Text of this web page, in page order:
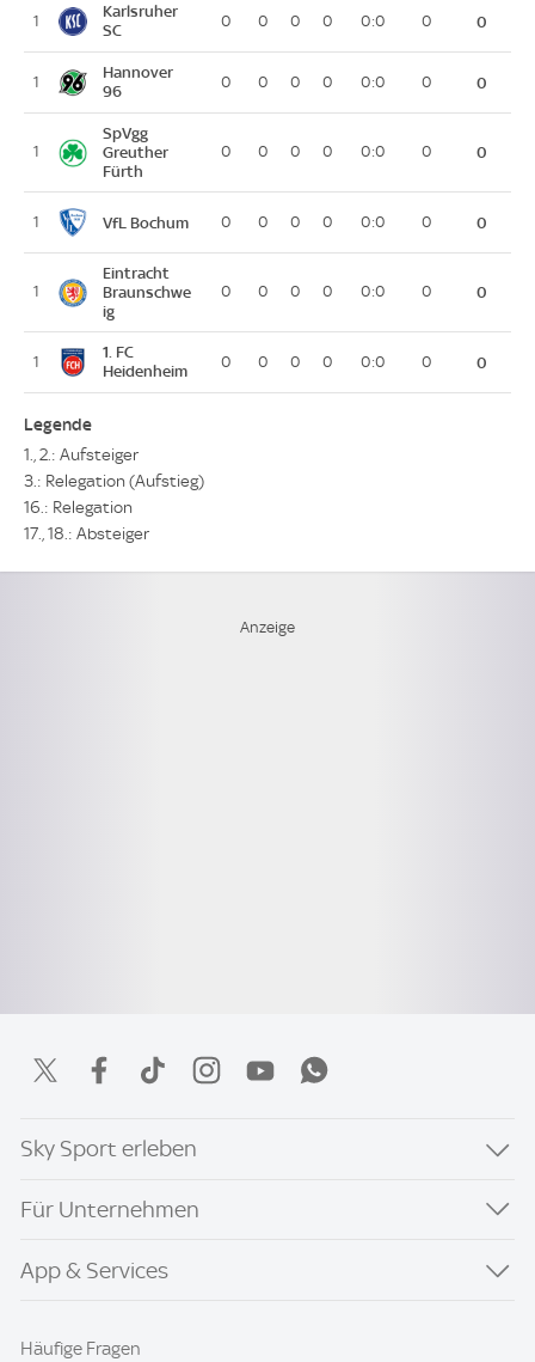
1
Karlsruher
SC
0 0 0 0 0:0 0 0
1
Hannover
96
0 0 0 0 0:0 0 0
1
SpVgg
Greuther
Fürth
0 0 0 0 0:0 0 0
1 VfL Bochum 0 0 0 0 0:0 0 0
1
Eintracht
Braunschwe
ig
0 0 0 0 0:0 0 0
1
1. FC
Heidenheim
0 0 0 0 0:0 0 0
Legende
1., 2.: Aufsteiger
3.: Relegation (Aufstieg)
16.: Relegation
17., 18.: Absteiger
Sky Sport erleben
Für Unternehmen
App & Services
Häufige Fragen